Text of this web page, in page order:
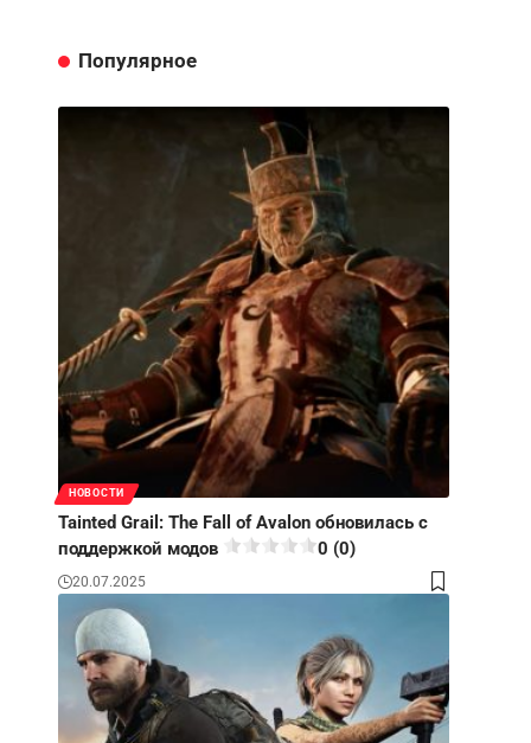
Популярное
НОВОСТИ
Tainted Grail: The Fall of Avalon обновилась с
поддержкой модов
0 (0)
20.07.2025